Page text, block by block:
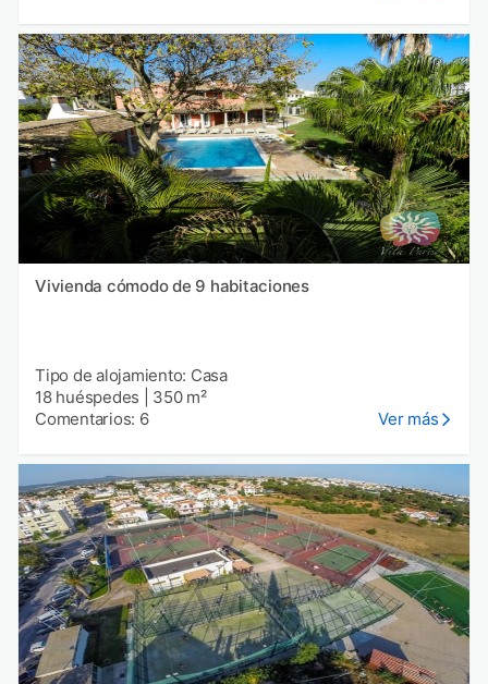
Vivienda cómodo de 9 habitaciones
Tipo de alojamiento: Casa
18 huéspedes
350 m²
Comentarios: 6
Ver más